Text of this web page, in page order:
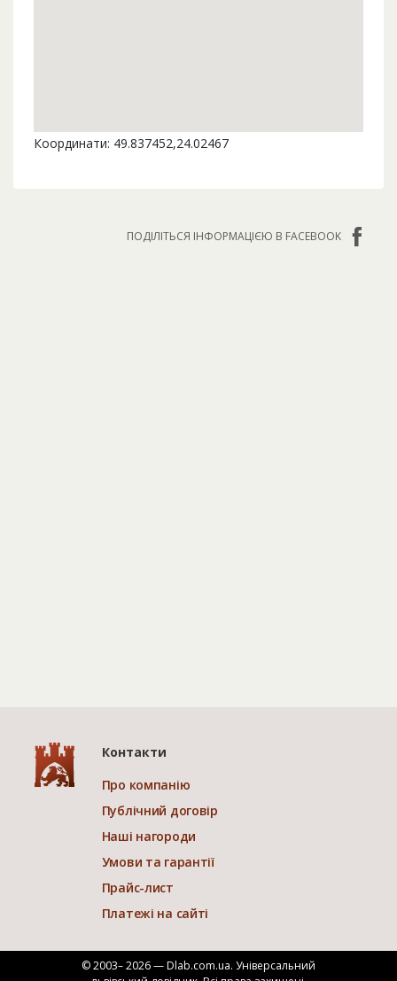
Координати: 49.837452,24.02467
ПОДІЛІТЬСЯ ІНФОРМАЦІЄЮ В FACEBOOK
Контакти
Про компанію
Публічний договір
Наші нагороди
Умови та гарантії
Прайс-лист
Платежі на сайті
© 2003– 2026 — Dlab.com.ua. Універсальний